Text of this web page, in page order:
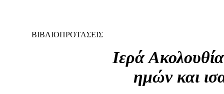
ΒΙΒΛΙΟΠΡΟΤΑΣΕΙΣ
Ιερά
ημών και